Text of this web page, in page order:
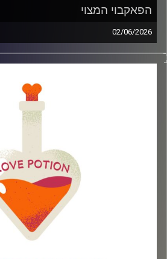
הפאקבוי המצוי
02/06/2026
בפרק דיברנו על הפאק בוי המצוי –
ה״מה את ערה?״ של 2
בעולם הדייטינג של היום, ואיך